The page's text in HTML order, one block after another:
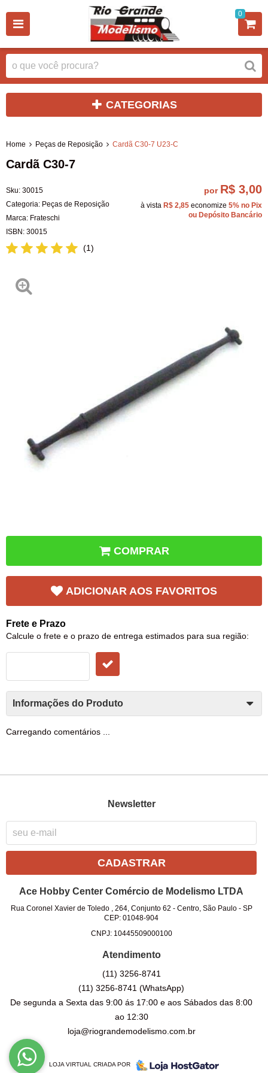
0
CATEGORIAS
Home Peças de Reposição Cardã C30-7 U23-C
Cardã C30-7
Sku: 30015
Categoria: Peças de Reposição
Marca: Frateschi
ISBN: 30015
(1)
por R$ 3,00
à vista R$ 2,85 economize 5% no Pix
ou Depósito Bancário
COMPRAR
ADICIONAR AOS FAVORITOS
Frete e Prazo
Calcule o frete e o prazo de entrega estimados para sua região:
Informações do Produto
Carregando comentários ...
Newsletter
CADASTRAR
Ace Hobby Center Comércio de Modelismo LTDA
Rua Coronel Xavier de Toledo , 264, Conjunto 62 - Centro, São Paulo- SP
CEP: 01048-904
CNPJ: 10445509000100
Atendimento
(11) 3256-8741
(11) 3256-8741(WhatsApp)
De segunda a Sexta das 9:00 ás 17:00 e aos Sábados das 8:00
ao 12:30
loja@riograndemodelismo.com.br
LOJA VIRTUAL CRIADA POR